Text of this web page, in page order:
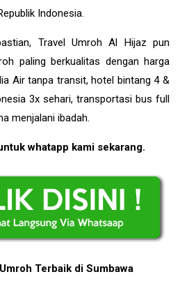
Indonesia.
Travel Umroh Al Hijaz pun
paling berkualitas dengan harga
Air tanpa transit, hotel bintang 4 &
3x sehari, transportasi bus full
menjalani ibadah.
whatapp kami sekarang.
Terbaik di Sumbawa